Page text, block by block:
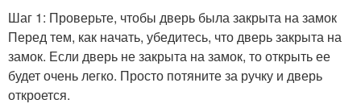
Шаг 1: Проверьте, чтобы дверь была закрыта на замок
Перед тем, как начать, убедитесь, что дверь закрыта на
замок. Если дверь не закрыта на замок, то открыть ее
будет очень легко. Просто потяните за ручку и дверь
откроется.